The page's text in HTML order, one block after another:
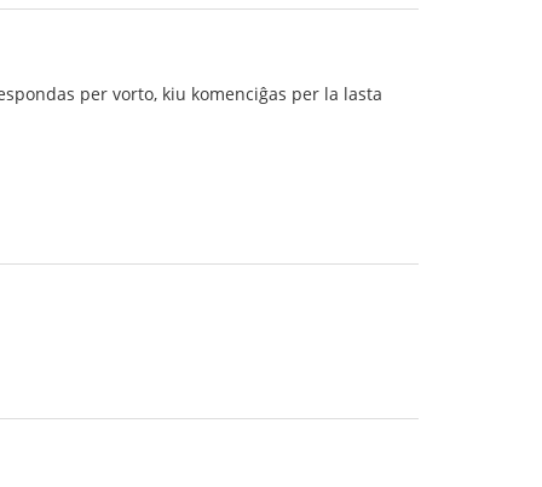
per vorto, kiu komenciĝas per la lasta